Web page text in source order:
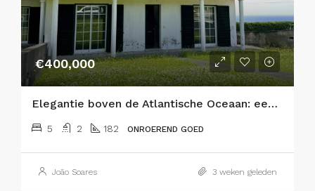
€400,000
Elegantie boven de Atlantische Oceaan: een prestigieus landgoed met 5 slaapkamers in Horta
5 2 182 ONROEREND GOED
João Soares 3 weken geleden